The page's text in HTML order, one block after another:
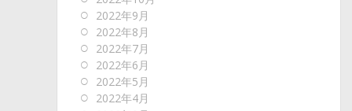
2022年9月
2022年8月
2022年7月
2022年6月
2022年5月
2022年4月